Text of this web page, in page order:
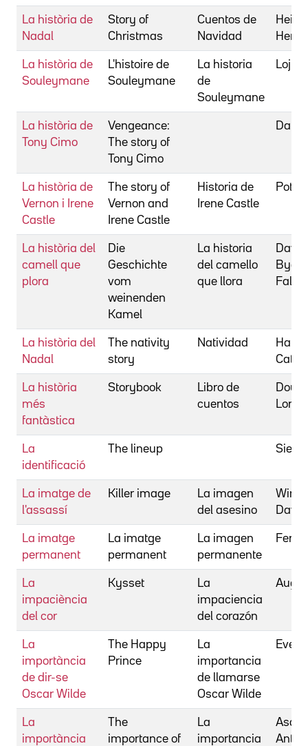
La història de
Nadal
Story of
Christmas
Cuentos de
Navidad
Henri
La història de
Souleymane
L'histoire de
Souleymane
La historia
de
Souleymane
La història de
Tony Cimo
Vengeance:
The story of
Tony Cimo
La història de
Vernon i Irene
Castle
The story of
Vernon and
Irene Castle
Historia de
Irene Castle
La història del
camell que
plora
Die
Geschichte
vom
weinenden
Kamel
La historia
del camello
que llora
La història del
Nadal
The nativity
story
Natividad
La història
més
fantàstica
Storybook
Libro de
cuentos
La
identificació
The lineup
La imatge de
l'assassí
Killer image
La imagen
del asesino
David
La imatge
permanent
La imatge
permanent
La imagen
permanente
La
impaciència
del cor
Kysset
La
impaciencia
del corazón
La
importància
de dir-se
Oscar Wilde
The Happy
Prince
La
importancia
de llamarse
Oscar Wilde
La
importància
The
importance of
La
importancia